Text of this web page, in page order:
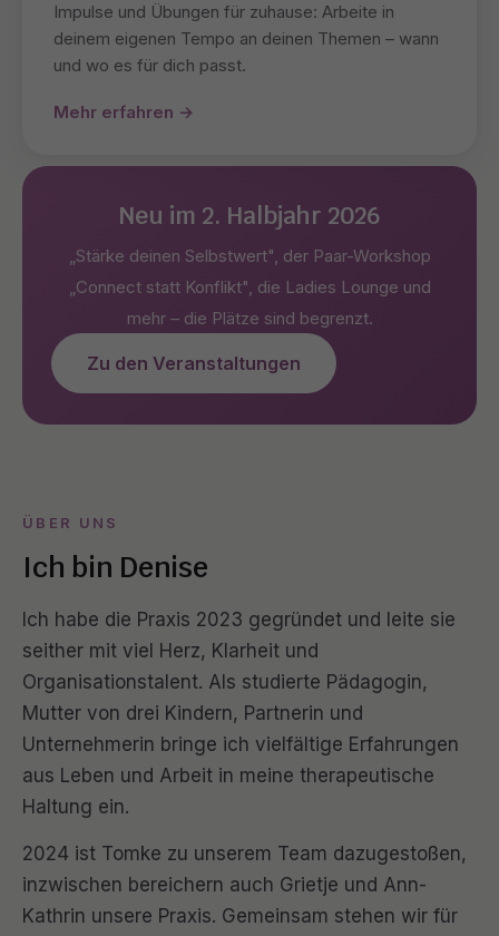
Impulse und Übungen für zuhause: Arbeite in
deinem eigenen Tempo an deinen Themen – wann
und wo es für dich passt.
Mehr erfahren →
Neu im 2. Halbjahr 2026
„Stärke deinen Selbstwert", der Paar-Workshop
„Connect statt Konflikt", die Ladies Lounge und
mehr – die Plätze sind begrenzt.
Zu den Veranstaltungen
ÜBER UNS
Ich bin Denise
Ich habe die Praxis 2023 gegründet und leite sie
seither mit viel Herz, Klarheit und
Organisationstalent. Als studierte Pädagogin,
Mutter von drei Kindern, Partnerin und
Unternehmerin bringe ich vielfältige Erfahrungen
aus Leben und Arbeit in meine therapeutische
Haltung ein.
2024 ist Tomke zu unserem Team dazugestoßen,
inzwischen bereichern auch Grietje und Ann-
Kathrin unsere Praxis. Gemeinsam stehen wir für